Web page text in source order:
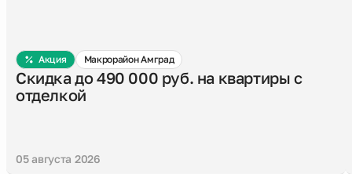
Акция Макрорайон Амград
Скидка до 490 000 руб. на квартиры с
отделкой
05 августа 2026